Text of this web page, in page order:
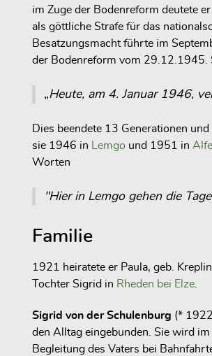
im Zuge der Bodenreform deutete
als göttliche Strafe für das
Besatzungsmacht führte im
der Bodenreform vom 29.12.1945.
„Heute, am 4. Januar 1946,
Dies beendete 13 Generationen
sie 1946 in Lemgo und 1951 in
Worten
"Hier in Lemgo gehen die
Familie
1921 heiratete er Paula, geb.
Tochter Sigrid in Rheden bei Elze.
Sigrid von der Schulenburg (*
den Alltag eingebunden. Sie wird
Begleitung des Vaters bei